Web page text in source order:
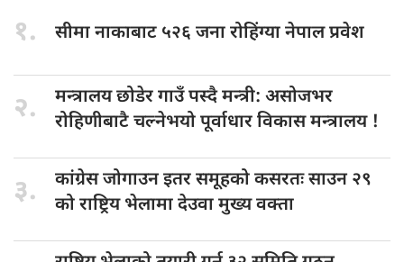
१. सीमा नाकाबाट ५२६ जना रोहिंग्या नेपाल प्रवेश
२. मन्त्रालय छोडेरगाउँ पस्दै मन्त्री: असोजभर
रोहिणीबाटै चल्नेभयो पूर्वाधार विकास मन्त्रालय !
३. कांग्रेस जोगाउनइतर समूहको कसरतः साउन २९
को राष्ट्रिय भेलामा देउवा मुख्य वक्ता